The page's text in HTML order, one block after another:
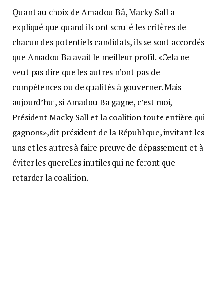
Quant au choix de Amadou Bâ, Macky Sall a
expliqué que quand ils ont scruté les critères de
chacun des potentiels candidats, ils se sont accordés
que Amadou Ba avait le meilleur profil. «Cela ne
veut pas dire que les autres n’ont pas de
compétences ou de qualités à gouverner. Mais
aujourd’hui, si Amadou Ba gagne, c’est moi,
Président Macky Sall et la coalition toute entière qui
gagnons»,dit président de la République, invitant les
uns et les autres à faire preuve de dépassement et à
éviter les querelles inutiles qui ne feront que
retarder la coalition.